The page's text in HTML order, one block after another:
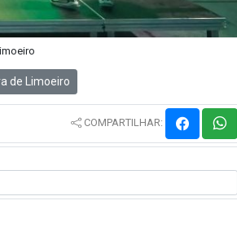
de Limoeiro
COMPARTILHAR: